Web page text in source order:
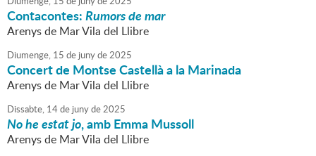
Contacontes:Rumors de mar
Arenys de Mar Vila del Llibre
Diumenge, 15 de junyde2025
Concert de Montse Castellà a la Marinada
Arenys de Mar Vila del Llibre
Dissabte, 14de junyde2025
No he estat jo, amb Emma Mussoll
Arenys de Mar Vila del Llibre